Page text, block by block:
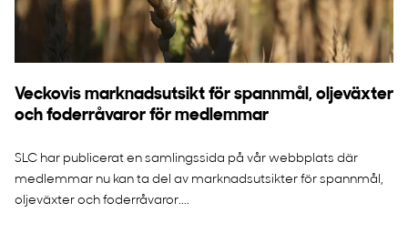
Veckovis marknadsutsikt för spannmål, oljeväxter
och foderråvaror för medlemmar
SLC har publicerat en samlingssida på vår webbplats där
medlemmar nu kan ta del av marknadsutsikter för spannmål,
oljeväxter och foderråvaror....